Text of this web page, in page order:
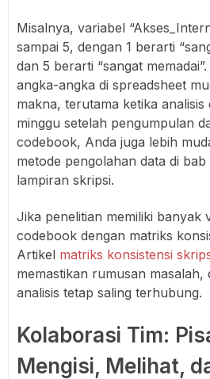
Misalnya, variabel
sampai 5, dengan 1 berarti
dan 5 berarti “sangat
angka-angka di spreadsheet
makna, terutama ketika
minggu setelah pengumpulan
codebook, Anda juga lebih
metode pengolahan data di
lampiran skripsi.
Jika penelitian memiliki banyak
codebook dengan matriks
Artikel matriks konsistensi
memastikan rumusan masalah,
analisis tetap saling terhubung.
Kolaborasi Tim:
Mengisi, Melihat,